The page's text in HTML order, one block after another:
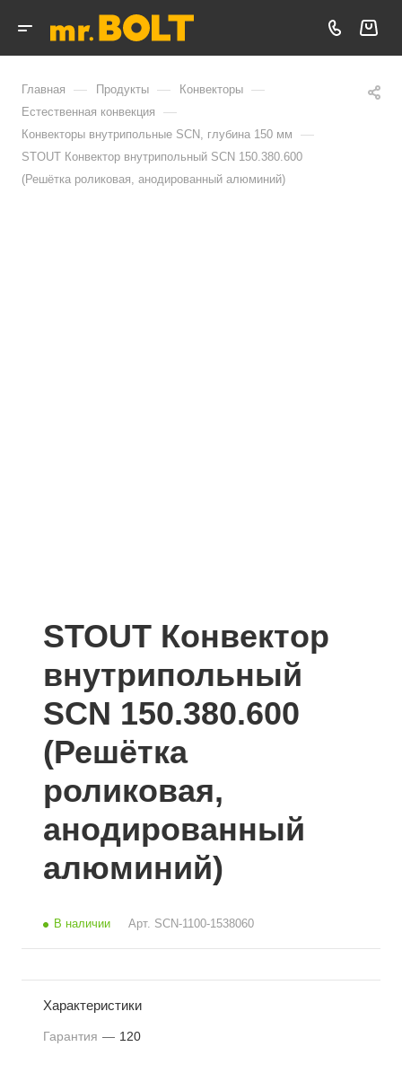
Главная — Продукты — Конвекторы —
Естественная конвекция —
Конвекторы внутрипольные SCN, глубина 150 мм —
STOUT Конвектор внутрипольный SCN 150.380.600
(Решётка роликовая, анодированный алюминий)
STOUT Конвектор
внутрипольный
SCN 150.380.600
(Решётка
роликовая,
анодированный
алюминий)
В наличии Арт. SCN-1100-1538060
Характеристики
Гарантия — 120